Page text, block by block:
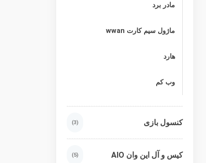
مادر برد
ماژول سیم کارت wwan
هارد
وب کم
کنسول بازی (3)
کیس و آل این وان AIO (5)